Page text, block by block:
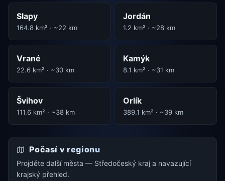
Slapy
164.8 km² · ~22 km
Jordán
1.2 km² · ~28 km
Vrané
22.6 km² · ~30 km
Kamýk
8.1 km² · ~31 km
Švihov
111.6 km² · ~38 km
Orlík
389.1 km² · ~39 km
Počasí v regionu
Projděte další města — Středočeský kraj a navazující
krajský přehled.